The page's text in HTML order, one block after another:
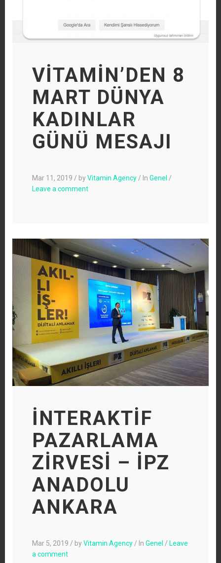
VİTAMİN’DEN 8
MART DÜNYA
KADINLAR
GÜNÜ MESAJI
Mar 11, 2019 / byVitamin Agency/ In Genel /
Leave a comment
İNTERAKTİF
PAZARLAMA
ZİRVESİ – İPZ
ANADOLU
ANKARA
Mar 5, 2019 / byVitamin Agency / In Genel / Leave
a comment